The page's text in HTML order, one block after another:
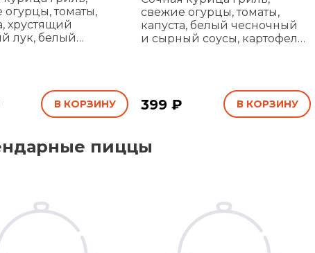
огурцы, томаты,
хрустящий
лук, белый
В КОРЗИНУ
свежие огурцы, томаты,
капуста, белый чесночный
и сырный соусы, картофель
399 ₽ В КОРЗИНУ
пиццы